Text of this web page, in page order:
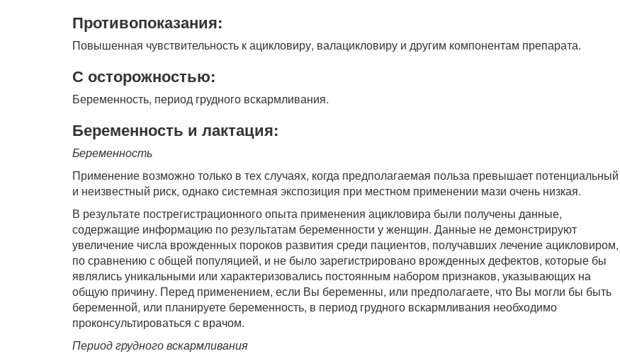
Противопоказания:
Повышенная чувствительность к ацикловиру, валацикловиру и другим компонентам препарата.
С осторожностью:
Беременность, период грудного вскармливания.
Беременность и лактация:
Беременность
Применение возможно только в тех случаях, когда предполагаемая польза превышает потенциальный
и неизвестный риск, однако системная экспозиция при местном применении мази очень низкая.
В результате пострегистрационного опыта применения ацикловира были получены данные,
содержащие информацию по результатам беременности у женщин. Данные не демонстрируют
увеличение числа врожденных пороков развития среди пациентов, получавших лечение ацикловиром,
по сравнению с общей популяцией, и не было зарегистрировано врожденных дефектов, которые бы
являлись уникальными или характеризовались постоянным набором признаков, указывающих на
общую причину. Перед применением, если Вы беременны, или предполагаете, что Вы могли бы быть
беременной, или планируете беременность, в период грудного вскармливания необходимо
проконсультироваться с врачом.
Период грудного вскармливания